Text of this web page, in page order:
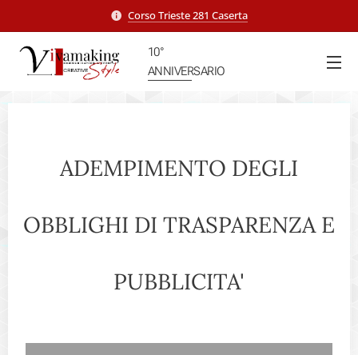
Corso Trieste 281 Caserta
10°
ANNIVERSARIO
ADEMPIMENTO DEGLI
OBBLIGHI DI TRASPARENZA E
PUBBLICITA'